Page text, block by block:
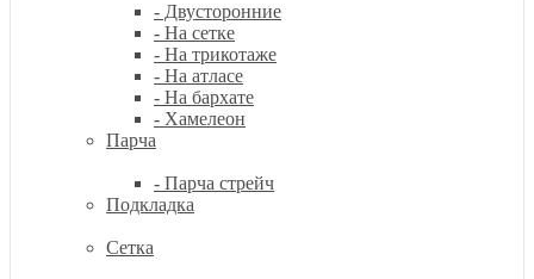
- Двусторонние
- На сетке
- На трикотаже
- На атласе
- На бархате
- Хамелеон
Парча
- Парча стрейч
Подкладка
Сетка